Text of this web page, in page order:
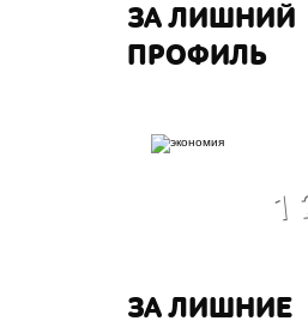
ЗА ЛИШНИЙ
ПРОФИЛЬ
1
ЗА ЛИШНИЕ